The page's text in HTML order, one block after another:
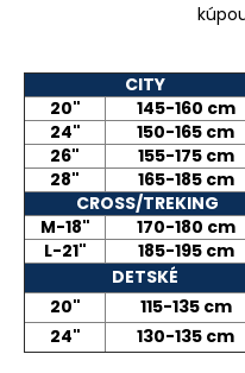
CITY
20"
145-160 cm
24"
150-165 cm
26"
155-175 cm
28"
165-185 cm
CROSS/TREKING
M-18"
170-180 cm
L-21"
185-195 cm
DETSKÉ
20"
115-135 cm
24"
130-135 cm
r
e
b
u
j
e
t
e
n
á